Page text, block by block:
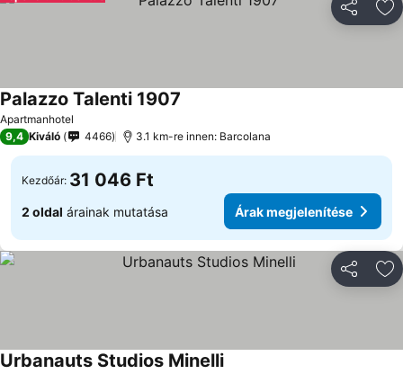
Apartmanhotel
Palazzo Talenti 1907
9,4 Kiváló 4466 3.1 km-re innen: Barcolana
Kezdőár: 31 046 Ft
2 oldal árainak mutatása Árak megjelenítése
Urbanauts Studios Minelli